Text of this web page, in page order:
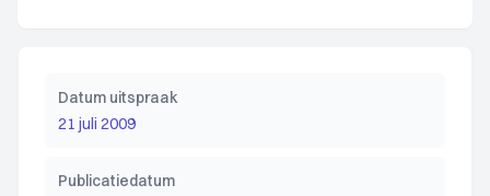
Datum uitspraak
21 juli 2009
Publicatiedatum